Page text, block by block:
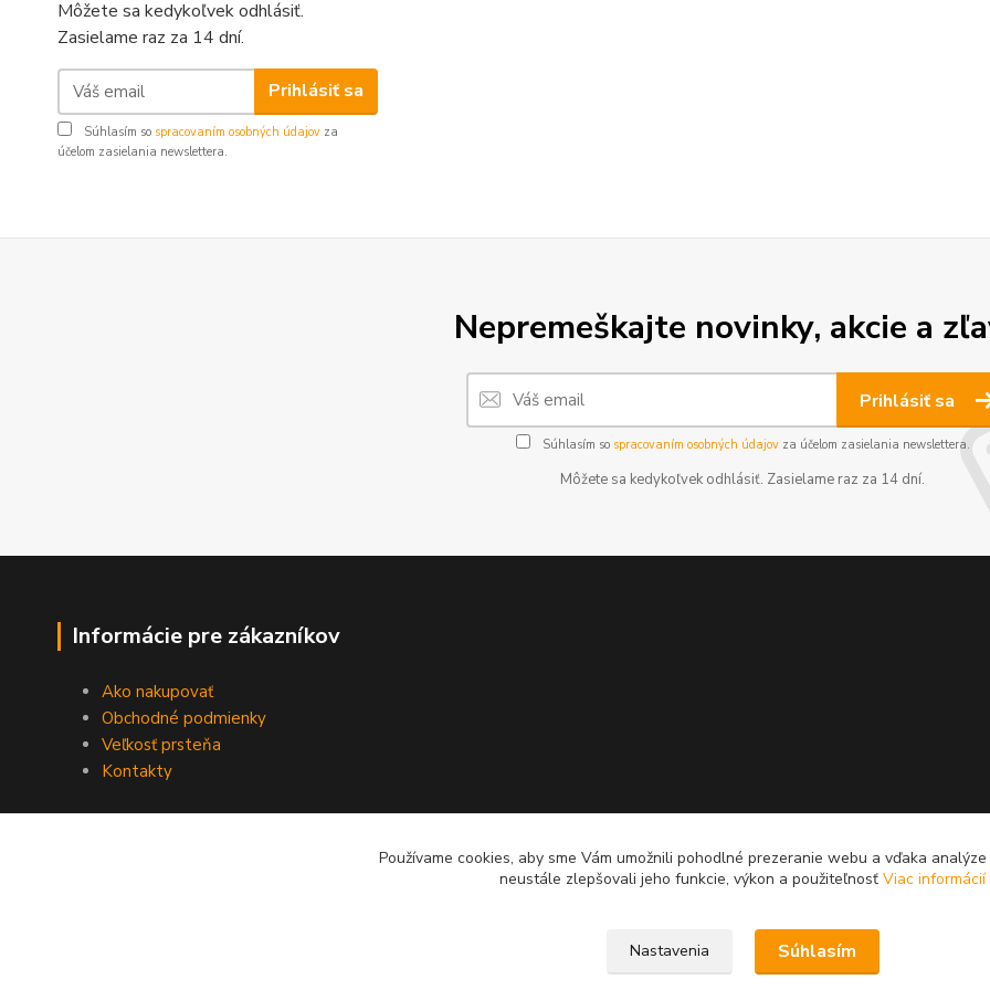
Môžete sa kedykoľvek odhlásiť.
Zasielame raz za 14 dní.
Prihlásiť sa
Súhlasím so spracovaním osobných údajov za
účelom zasielania newslettera.
Nepremeškajte novinky, akcie a
Prihlásiť sa
Súhlasím so spracovaním osobných údajovza účelom zasielania newslettera.
Môžete sa kedykoľvek odhlásiť. Zasielame raz za 14 dní.
Informácie pre zákazníkov
Ako nakupovať
Obchodné podmienky
Veľkosť prsteňa
Kontakty
Používame cookies, aby sme Vám umožnili pohodlné prezeranie webu a vďaka
neustále zlepšovali jeho funkcie, výkon a použiteľnosť Viac informácií
Nastavenia Súhlasím